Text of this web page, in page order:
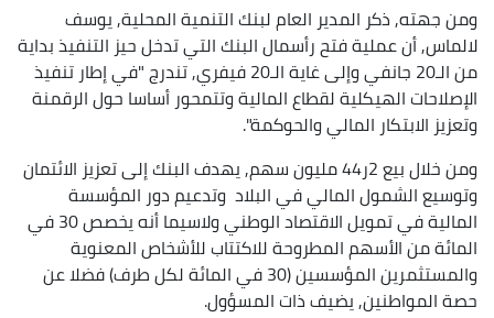
ومن جهته, ذكر المدير العام لبنك التنمية المحلية, يوسف
لالماس, أن عملية فتح رأسمال البنك التي تدخل حيز التنفيذ بداية
من الـ20 جانفي وإلى غاية الـ20 فيفري, تندرج "في إطار تنفيذ
الإصلاحات الهيكلية لقطاع المالية وتتمحور أساسا حول الرقمنة
وتعزيز الابتكار المالي والحوكمة".
ومن خلال بيع 2ر44 مليون سهم, يهدف البنك إلى تعزيز الائتمان
وتوسيع الشمول المالي في البلاد وتدعيم دور المؤسسة
المالية في تمويل الاقتصاد الوطني ولاسيما أنه يخصص 30 في
المائة من الأسهم المطروحة للاكتتاب للأشخاص المعنوية
والمستثمرين المؤسسين (30 في المائة لكل طرف) فضلا عن
حصة المواطنين, يضيف ذات المسؤول.